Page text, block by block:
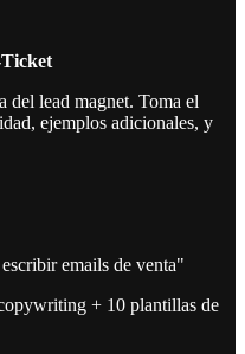
Ticket
del lead magnet. Toma el
ejemplos adicionales, y
emails de venta"
+ 10 plantillas de